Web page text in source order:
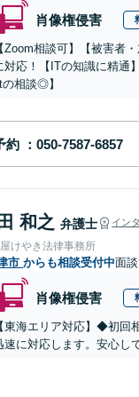
肖像権侵害
【Zoom相談可】【被害者
対応！【ITの知識に精通
の相談◎】
約
和之 弁護士 イン
けやき法律事務所
市 からも相談受付中面
肖像権侵害
【東海エリア対応】◆初
速に対応します。安心し